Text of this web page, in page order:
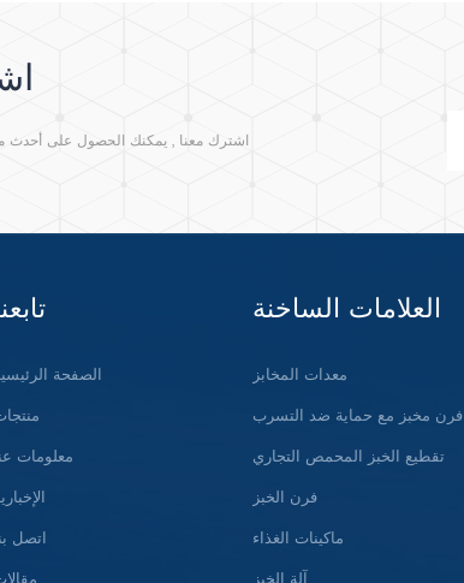
اشترك معنا , يمكنك الحصول على أحدث
الصفحة
معلومات
اتصل
العلامات الساخنة
معدات المخابز
فرن مخبز مع حماية ضد التسرب
تقطيع الخبز المحمص التجاري
فرن الخبز
ماكينات الغذاء